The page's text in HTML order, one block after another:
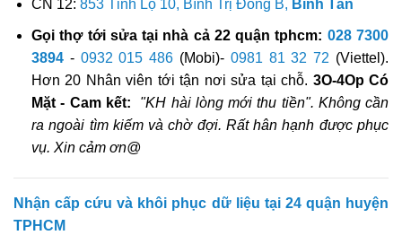
CN 12: 853 Tỉnh Lộ 10, Bình Trị Đông B, Bình Tân
Gọi thợ tới sửa tại nhà cả 22 quận tphcm: 028 7300
3894 - 0932 015 486 (Mobi)- 0981 81 32 72 (Viettel).
Hơn 20 Nhân viên tới tận nơi sửa tại chỗ. 3O-4Op Có
Mặt - Cam kết:
"KH hài lòng mới thu tiền". Không cần
ra ngoài tìm kiếm và chờ đợi. Rất hân hạnh được phục
vụ. Xin cảm ơn@
Nhận cấp cứu và khôi phục dữ liệu tại 24 quận huyện
TPHCM